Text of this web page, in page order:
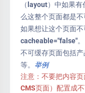
（layout）中如果
么这整个页面都是不
如果想让这个页面
cacheable="false"。
不可缓存页面包括
等。 举例
注意：不要把内容
CMS页面）配置成